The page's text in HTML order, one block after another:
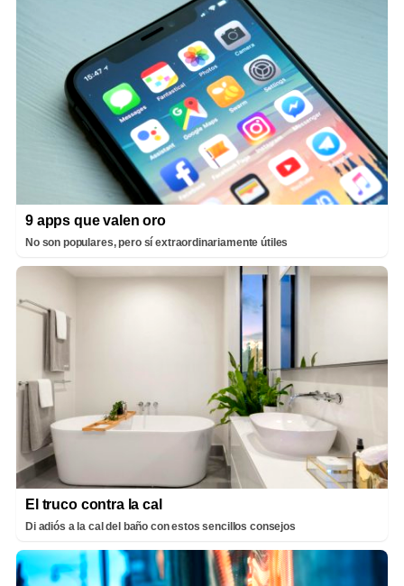
9 apps que valen oro
No son populares, pero sí extraordinariamente útiles
El truco contra la cal
Di adiós a la cal del baño con estos sencillos consejos